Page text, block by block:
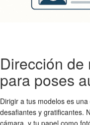
Dirección de
para poses
Dirigir a tus modelos es
desafiantes y gratificantes.